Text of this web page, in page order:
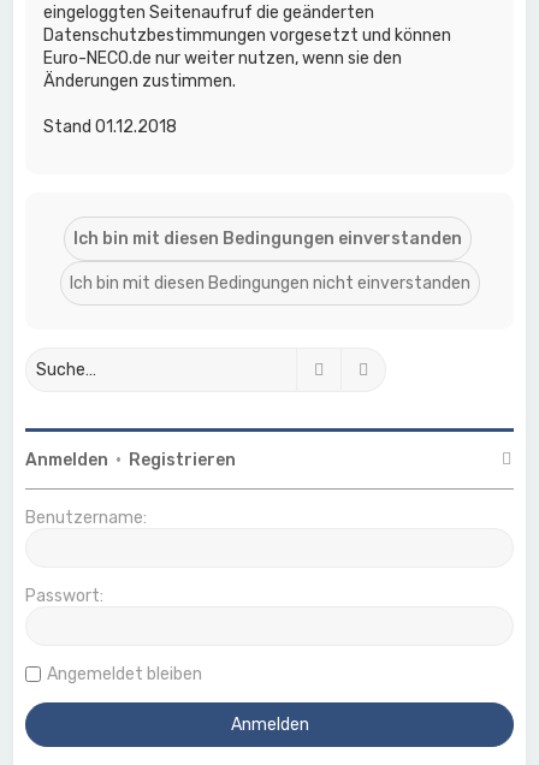
eingeloggten Seitenaufruf die geänderten
Datenschutzbestimmungen vorgesetzt und können
Euro-NECO.de nur weiter nutzen, wenn sie den
Änderungen zustimmen.
Stand 01.12.2018
Suche
Anmelden • Registrieren
Benutzername:
Passwort:
Angemeldet bleiben